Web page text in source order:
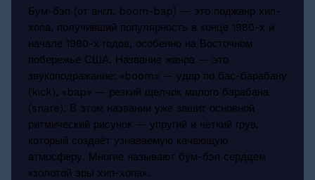
Бум-бэп (от англ. boom-bap) — это поджанр хип-
хопа, получивший популярность в конце 1980-х и
начале 1990-х годов, особенно на Восточном
побережье США. Название жанра — это
звукоподражание: «boom» — удар по бас-барабану
(kick), «bap» — резкий щелчок малого барабана
(snare). В этом названии уже зашит основной
ритмический рисунок — упругий и чёткий грув,
который создаёт узнаваемую качающую
атмосферу. Многие называют бум-бэп сердцем
«золотой эры хип-хопа».